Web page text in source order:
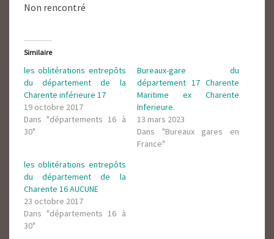
Non rencontré
Similaire
les oblitérations entrepôts
du département de la
Charente inférieure 17
19 octobre 2017
Dans "départements 16 à
30"
Bureaux-gare du
département 17 Charente
Maritime ex Charente
Inferieure.
13 mars 2023
Dans "Bureaux gares en
France"
les oblitérations entrepôts
du département de la
Charente 16 AUCUNE
23 octobre 2017
Dans "départements 16 à
30"